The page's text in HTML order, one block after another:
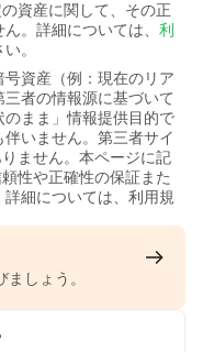
資産に関して、その正
。詳細については、 利
。
資産（例：現在のリア
者の情報源に基づいて
まま」情報提供目的で
いません。第三者サイ
ません。本ページに記
性や正確性の保証また
細については、利用規
しょう。